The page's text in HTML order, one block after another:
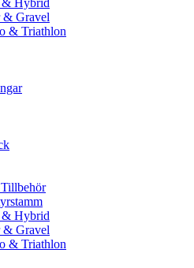
Hybrid
& Gravel
& Triathlon
Hybrid
& Gravel
& Triathlon